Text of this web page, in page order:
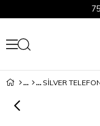
SILVER